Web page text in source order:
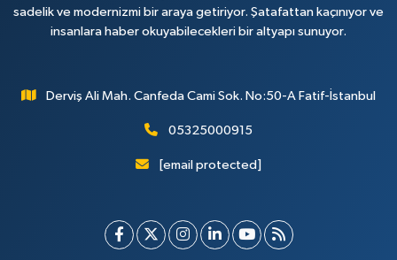
sadelik ve modernizmi bir araya getiriyor. Şatafattan kaçınıyor ve
insanlara haber okuyabilecekleri bir altyapı sunuyor.
Derviş Ali Mah. Canfeda Cami Sok. No:50-A Fatif-İstanbul
05325000915
[email protected]